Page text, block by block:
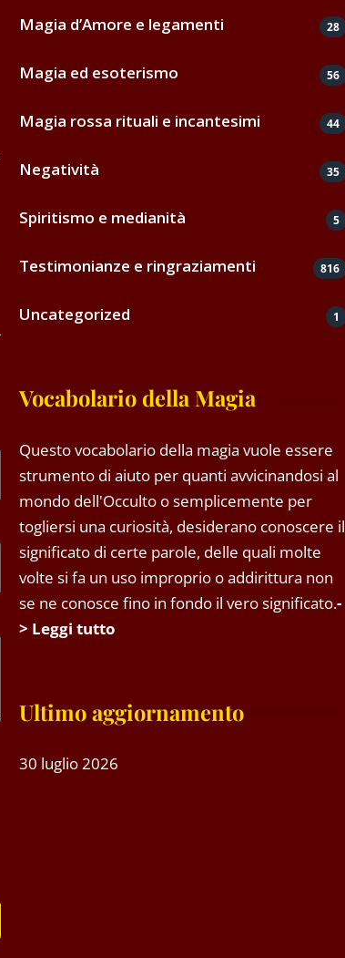
Magia d’Amore e legamenti 28
Magia ed esoterismo 56
Magia rossa rituali e incantesimi 44
Negatività 35
Spiritismo e medianità 5
Testimonianze e ringraziamenti 816
Uncategorized 1
Vocabolario della Magia
Questo vocabolario della magia vuole essere
strumento di aiuto per quanti avvicinandosi al
mondo dell'Occulto o semplicemente per
togliersi una curiosità, desiderano conoscere il
significato di certe parole, delle quali molte
volte si fa un uso improprio o addirittura non
se ne conosce fino in fondo il vero significato.-
> Leggi tutto
Ultimo aggiornamento
30 luglio 2026